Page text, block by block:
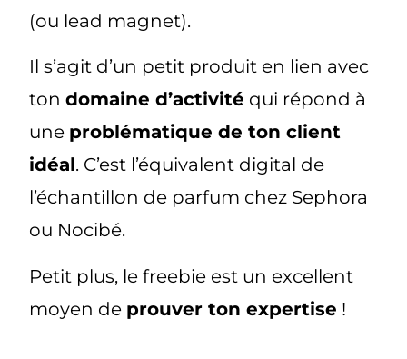
(ou lead magnet).
Il s’agit d’un petit produit en lien avec
tondomaine d’activité qui répond à
une problématique de ton client
idéal. C’est l’équivalent digital de
l’échantillon de parfum chez Sephora
ou Nocibé.
Petit plus, le freebie est un excellent
moyen de prouver ton expertise !